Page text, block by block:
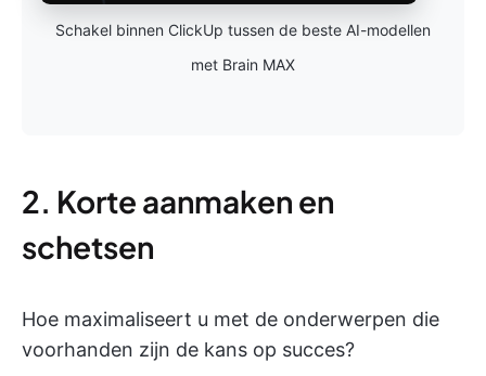
Schakel binnen ClickUp tussen de beste AI-modellen
met Brain MAX
2. Korte aanmaken en
schetsen
Hoe maximaliseert u met de onderwerpen die
voorhanden zijn de kans op succes?